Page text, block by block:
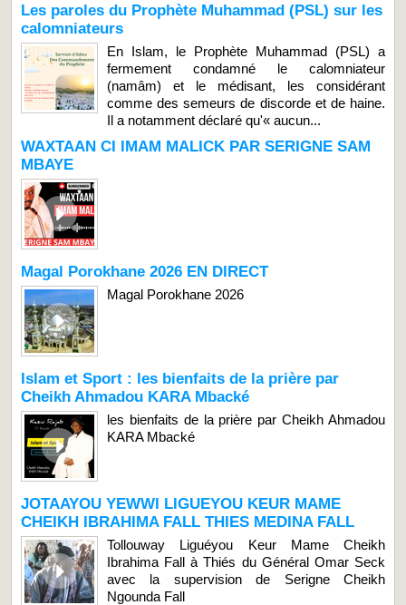
Les paroles du Prophète Muhammad (PSL) sur les
calomniateurs
En Islam, le Prophète Muhammad (PSL) a
fermement condamné le calomniateur
(namâm) et le médisant, les considérant
comme des semeurs de discorde et de haine.
Il a notamment déclaré qu'« aucun...
WAXTAAN CI IMAM MALICK PAR SERIGNE SAM
MBAYE
Magal Porokhane 2026 EN DIRECT
Magal Porokhane 2026
Islam et Sport : les bienfaits de la prière par
Cheikh Ahmadou KARA Mbacké
les bienfaits de la prière par Cheikh Ahmadou
KARA Mbacké
JOTAAYOU YEWWI LIGUEYOU KEUR MAME
CHEIKH IBRAHIMA FALL THIES MEDINA FALL
Tollouway Liguéyou Keur Mame Cheikh
Ibrahima Fall à Thiés du Général Omar Seck
avec la supervision de Serigne Cheikh
Ngounda Fall